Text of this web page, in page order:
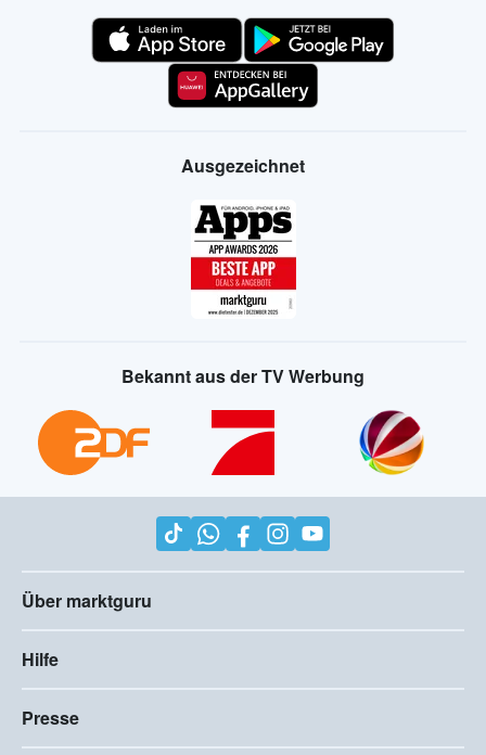
Ausgezeichnet
Bekannt aus der TV Werbung
Über marktguru
Hilfe
Presse